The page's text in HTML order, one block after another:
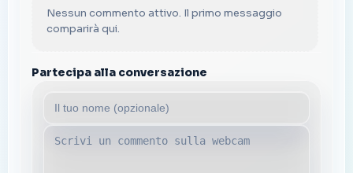
Nessun commento attivo. Il primo messaggio
comparirà qui.
Partecipa alla conversazione